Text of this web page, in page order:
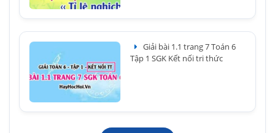
Giải bài 1.1 trang 7 Toán 6
Tập 1 SGK Kết nối tri thức